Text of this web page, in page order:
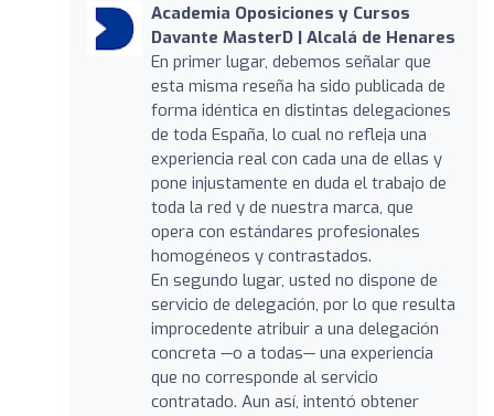
Academia Oposiciones y Cursos
Davante MasterD | Alcalá de Henares
En primer lugar, debemos señalar que
esta misma reseña ha sido publicada de
forma idéntica en distintas delegaciones
de toda España, lo cual no refleja una
experiencia real con cada una de ellas y
pone injustamente en duda el trabajo de
toda la red y de nuestra marca, que
opera con estándares profesionales
homogéneos y contrastados.
En segundo lugar, usted no dispone de
servicio de delegación, por lo que resulta
improcedente atribuir a una delegación
concreta —o a todas— una experiencia
que no corresponde al servicio
contratado. Aun así, intentó obtener